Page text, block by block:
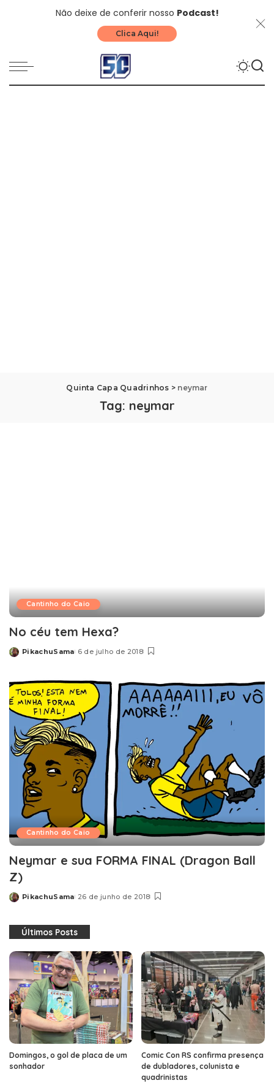
Não deixe de conferir nosso Podcast!
Clica Aqui!
Quinta Capa Quadrinhos > neymar
Tag: neymar
Cantinho do Caio
No céu tem Hexa?
Posted
PikachuSama 6 de julho de 2018
Cantinho do Caio
Neymar e sua FORMA FINAL (Dragon Ball
Z)
Posted
PikachuSama 26 de junho de 2018
Últimos Posts
Domingos, o gol de placa de um
sonhador
Comic Con RS confirma presença
de dubladores, colunista e
quadrinistas